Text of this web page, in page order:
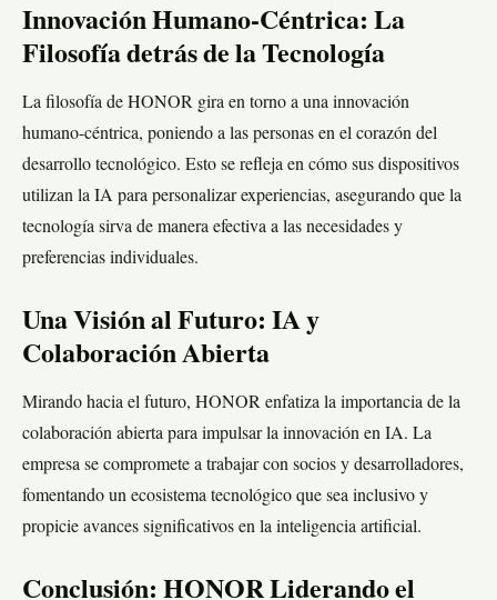
Innovación Humano-Céntrica: La
Filosofía detrás de la Tecnología
La filosofía de HONOR gira en torno a una innovación
humano-céntrica, poniendo a las personas en el corazón del
desarrollo tecnológico. Esto se refleja en cómo sus dispositivos
utilizan la IA para personalizar experiencias, asegurando que la
tecnología sirva de manera efectiva a las necesidades y
preferencias individuales.
Una Visión al Futuro: IA y
Colaboración Abierta
Mirando hacia el futuro, HONOR enfatiza la importancia de la
colaboración abierta para impulsar la innovación en IA. La
empresa se compromete a trabajar con socios y desarrolladores,
fomentando un ecosistema tecnológico que sea inclusivo y
propicie avances significativos en la inteligencia artificial.
Conclusión: HONOR Liderando el